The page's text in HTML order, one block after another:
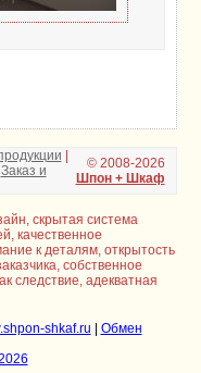
|
Заказ и
© 2008-2026
Шпон + Шкаф
скрытая система
качественное
к деталям, открытость
собственное
следствие, адекватная
shkaf.ru | Обмен